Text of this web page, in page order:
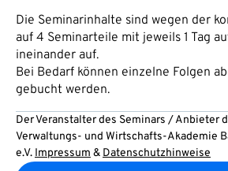
Die Seminarinhalte sind wegen der
auf 4 Seminarteile mit jeweils 1 Tag
ineinander auf.
Bei Bedarf können einzelne Folgen
gebucht werden.
Der Veranstalter des Seminars / Anbieter
Verwaltungs- und Wirtschafts-Akademie
e.V. Impressum & Datenschutzhinweise